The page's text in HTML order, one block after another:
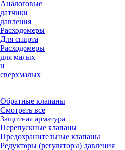
Аналоговые
датчики
давления
Расходомеры
Для спирта
Расходомеры
для малых
и
сверхмалых
Обратные клапаны
Смотреть все
Защитная арматура
Перепускные клапаны
Предохранительные клапаны
Редукторы (регуляторы) давления